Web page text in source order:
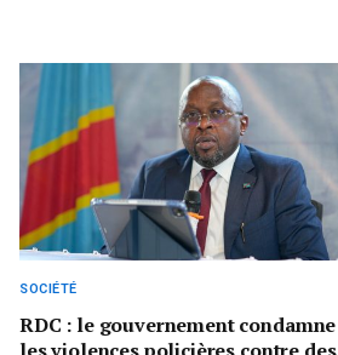
SOCIÉTÉ
RDC : le gouvernement condamne